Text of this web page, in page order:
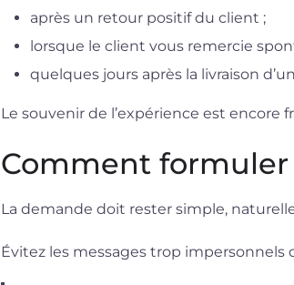
après un retour positif du client ;
lorsque le client vous remercie
quelques jours après la livraison
Le souvenir de l’expérience est encore
Comment formuler
La demande doit rester simple,
Évitez les messages trop impersonnels